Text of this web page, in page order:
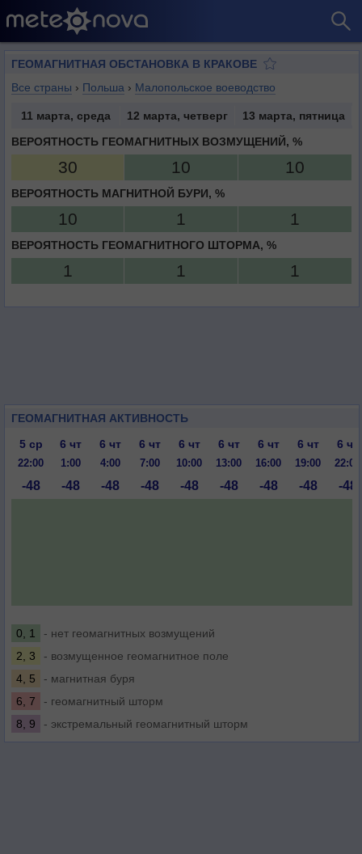
ГЕОМАГНИТНАЯ ОБСТАНОВКА В КРАКОВЕ
Все страны › Польша › Малопольское воеводство
11 марта, среда 12 марта, четверг
13 марта, пятница
ВЕРОЯТНОСТЬ ГЕОМАГНИТНЫХ ВОЗМУЩЕНИЙ, %
30 10 10
ВЕРОЯТНОСТЬ МАГНИТНОЙ БУРИ, %
10 1 1
ВЕРОЯТНОСТЬ ГЕОМАГНИТНОГО ШТОРМА, %
1 1 1
ГЕОМАГНИТНАЯ АКТИВНОСТЬ
5 ср
6 чт 6 чт 6 чт 6 чт 6 чт 6 чт 6 чт 6 чт
22:00 1:00 4:00 7:00 10:00 13:00 16:00 19:00 22:00
-48 -48 -48 -48 -48 -48 -48 -48 -48
0, 1
- нет геомагнитных возмущений
2, 3
- возмущенное геомагнитное поле
4, 5
- магнитная буря
6, 7
- геомагнитный шторм
8, 9
- экстремальный геомагнитный шторм